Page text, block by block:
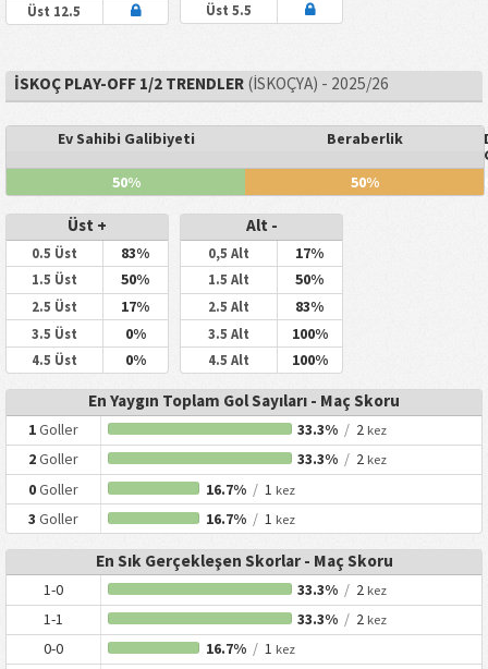
Üst 12.5
Üst 5.5
İSKOÇ PLAY-OFF 1/2 TRENDLER(İSKOÇYA) - 2025/26
Ev Sahibi Galibiyeti Beraberlik
50%
50%
Üst +
0.5 Üst 83%
1.5 Üst 50%
2.5 Üst 17%
3.5 Üst 0%
4.5 Üst 0%
Alt -
0,5 Alt 17%
1.5 Alt 50%
2.5 Alt 83%
3.5 Alt 100%
4.5 Alt 100%
En Yaygın Toplam Gol Sayıları - Maç Skoru
1Goller 33.3% / 2 kez
2Goller 33.3% / 2 kez
0Goller 16.7% /1 kez
3Goller 16.7% /1 kez
En Sık Gerçekleşen Skorlar - Maç Skoru
1-0 33.3% / 2 kez
1-1 33.3% / 2 kez
0-0 16.7% /1 kez